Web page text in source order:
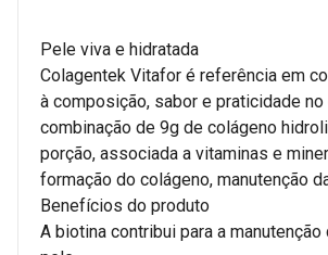
Pele viva e hidratada
Colagentek Vitafor é referência em
à composição, sabor e praticidade no
combinação de 9g de colágeno
porção, associada a vitaminas e
formação do colágeno, manutenção
Benefícios do produto
A biotina contribui para a